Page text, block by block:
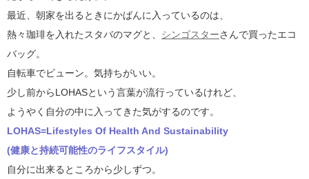
最近、朝家を出るときにかばんに入っているのは、
熱々珈琲を入れたスタバのマグと、 シンゴスターさんで買ったエコ
バッグ。
自転車でビューン。気持ちがいい。
少し前からLOHASという言葉が流行っているけれど、
ようやく自分の中に入ってきた気がするのです。
LOHAS=Lifestyles Of Health And Sustainability
(健康と持続可能性のライフスタイル)
自分に出来るところから少しずつ。